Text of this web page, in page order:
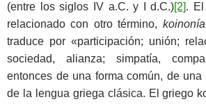
(entre los siglos IV a.C. y I d.C.)[2].
relacionado con otro término, koinonía
traduce por «participación; unión;
sociedad, alianza; simpatía,
entonces de una forma común, de una
de la lengua griega clásica. El griego